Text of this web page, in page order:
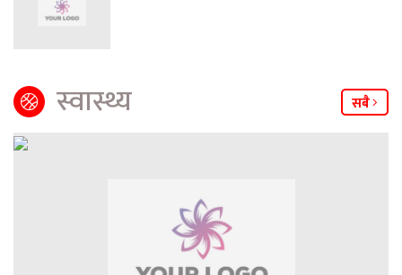
स्वास्थ्य सबै